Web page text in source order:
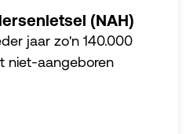
(NAH)
jaar zo'n 140.000
niet-aangeboren